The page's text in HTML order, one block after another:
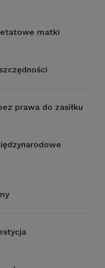
matki
prawa do zasiłku